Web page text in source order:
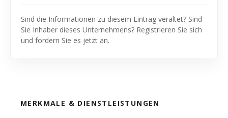
Sind die Informationen zu diesem Eintrag veraltet? Sind
Sie Inhaber dieses Unternehmens? Registrieren Sie sich
und fordern Sie es jetzt an.
MERKMALE & DIENSTLEISTUNGEN